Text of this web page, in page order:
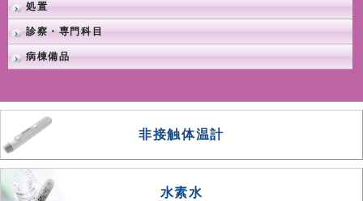
処置
診察・専門科目
病棟備品
非接触体温計
水素水